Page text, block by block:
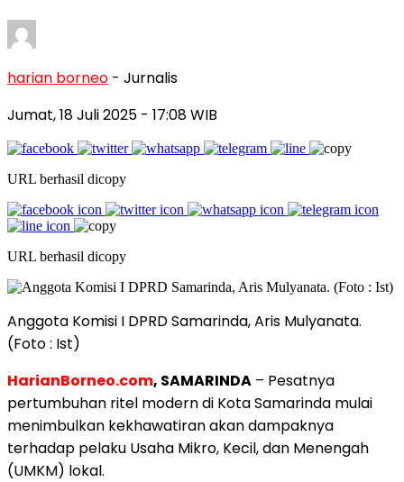
harian borneo - Jurnalis
Jumat, 18 Juli 2025 - 17:08 WIB
URL berhasil dicopy
URL berhasil dicopy
Anggota Komisi I DPRD Samarinda, Aris Mulyanata.
(Foto : Ist)
HarianBorneo.com, SAMARINDA – Pesatnya
pertumbuhan ritel modern di Kota Samarinda mulai
menimbulkan kekhawatiran akan dampaknya
terhadap pelaku Usaha Mikro, Kecil, dan Menengah
(UMKM) lokal.